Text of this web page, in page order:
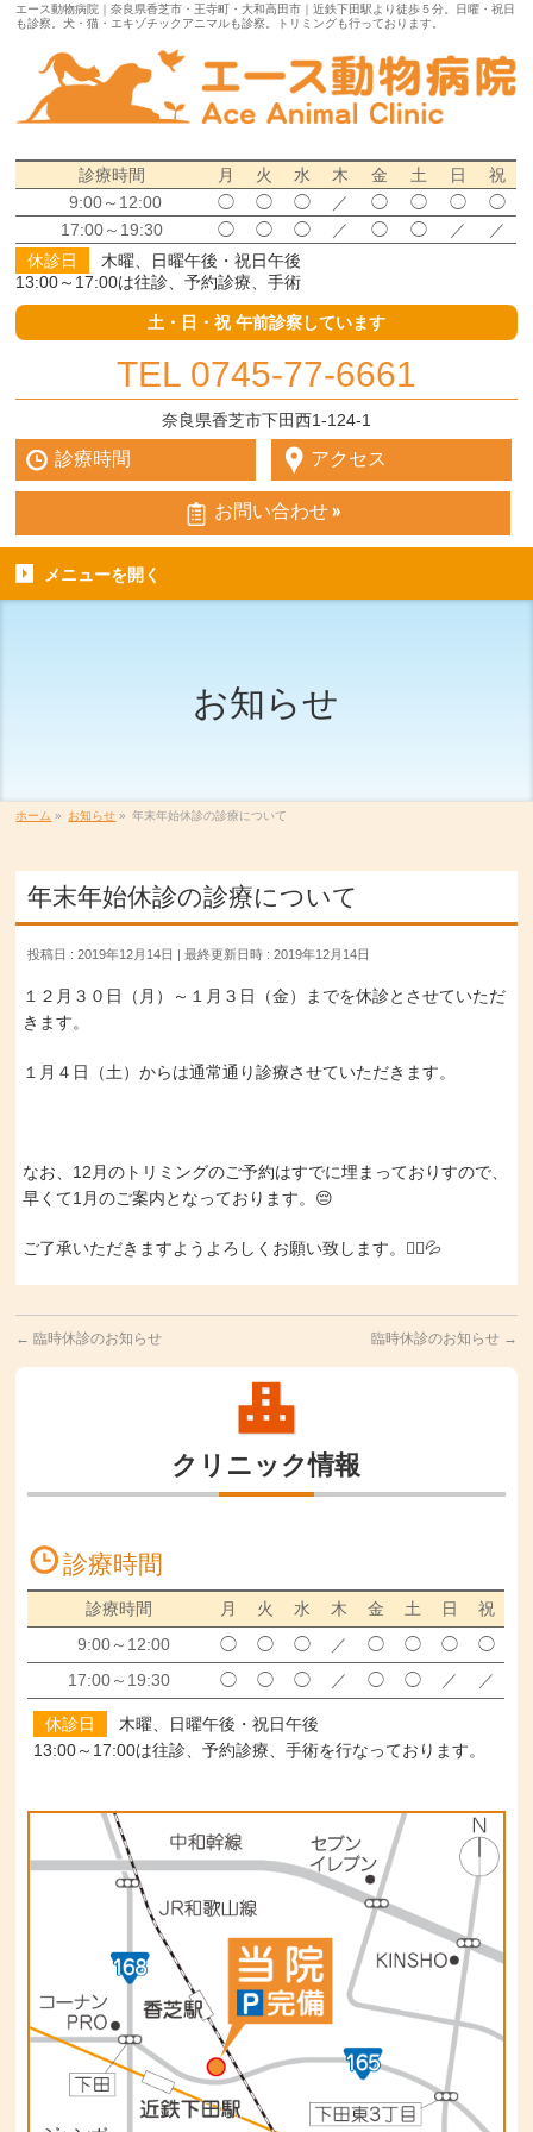
エース動物病院｜奈良県香芝市・王寺町・大和高田市｜近鉄下田駅より徒歩５分。日曜・祝日
も診察。犬・猫・エキゾチックアニマルも診察。トリミングも行っております。
診療時間 月 火 水 木 金 土 日
祝
9:00～12:00
◯ ◯ ◯ ／ ◯ ◯ ◯
◯
17:00～19:30
◯ ◯ ◯ ／ ◯ ◯ ／
／
休診日
木曜、日曜午後・祝日午後
13:00～17:00は往診、予約診療、手術
土・日・祝 午前診察しています
TEL 0745-77-6661
奈良県香芝市下田西1-124-1
診療時間 アクセス
お問い合わせ »
メニューを開く
お知らせ
ホーム » お知らせ » 年末年始休診の診療について
年末年始休診の診療について
投稿日 : 2019年12月14日 最終更新日時 : 2019年12月14日
１２月３０日（月）～１月３日（金）までを休診とさせていただ
きます。
１月４日（土）からは通常通り診療させていただきます。
なお、12月のトリミングのご予約はすでに埋まっておりすので、
早くて1月のご案内となっております。😔
ご了承いただきますようよろしくお願い致します。🙇‍♀️💦
← 臨時休診のお知らせ 臨時休診のお知らせ →
クリニック情報
診療時間
診療時間 月 火 水 木 金 土 日
祝
9:00～12:00
◯ ◯ ◯ ／ ◯ ◯ ◯
◯
17:00～19:30
◯ ◯ ◯ ／ ◯ ◯ ／ ／
休診日
木曜、日曜午後・祝日午後
13:00～17:00は往診、予約診療、手術を行なっております。